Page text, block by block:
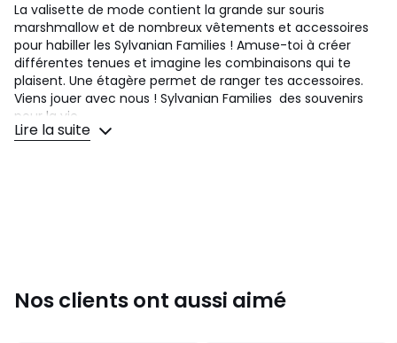
La valisette de mode contient la grande sur souris
marshmallow et de nombreux vêtements et accessoires
pour habiller les Sylvanian Families ! Amuse-toi à créer
différentes tenues et imagine les combinaisons qui te
plaisent. Une étagère permet de ranger tes accessoires.
Viens jouer avec nous ! Sylvanian Families  des souvenirs
pour la vie.
Lire la suite
Nos clients ont aussi aimé